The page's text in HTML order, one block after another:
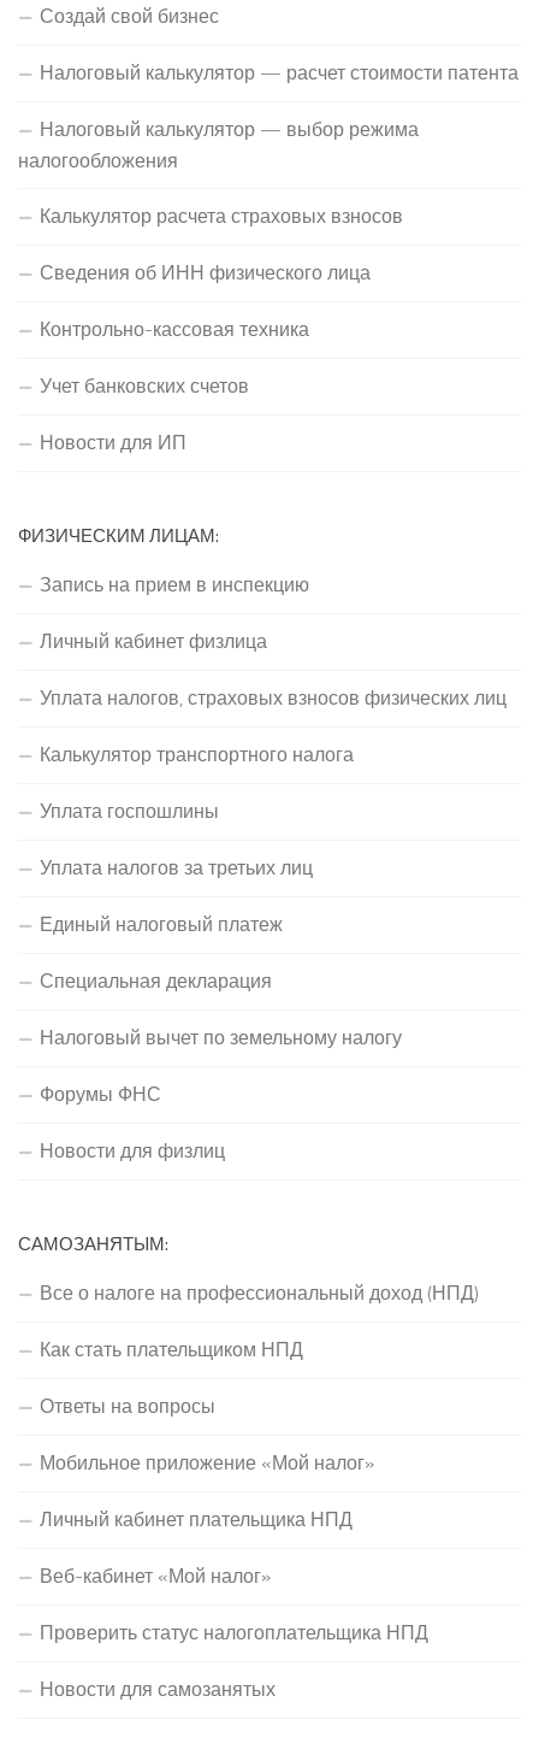
Создай свой бизнес
Налоговый калькулятор — расчет стоимости патента
Налоговый калькулятор — выбор режима
налогообложения
Калькулятор расчета страховых взносов
Сведения об ИНН физического лица
Контрольно-кассовая техника
Учет банковских счетов
Новости для ИП
ФИЗИЧЕСКИМ ЛИЦАМ:
Запись на прием в инспекцию
Личный кабинет физлица
Уплата налогов, страховых взносов физических лиц
Калькулятор транспортного налога
Уплата госпошлины
Уплата налогов за третьих лиц
Единый налоговый платеж
Специальная декларация
Налоговый вычет по земельному налогу
Форумы ФНС
Новости для физлиц
САМОЗАНЯТЫМ:
Все о налоге на профессиональный доход (НПД)
Как стать плательщиком НПД
Ответы на вопросы
Мобильное приложение «Мой налог»
Личный кабинет плательщика НПД
Веб-кабинет «Мой налог»
Проверить статус налогоплательщика НПД
Новости для самозанятых